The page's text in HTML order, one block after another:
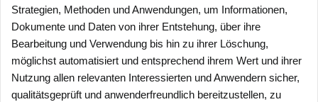
Strategien, Methoden und Anwendungen, um Informationen,
Dokumente und Daten von ihrer Entstehung, über ihre
Bearbeitung und Verwendung bis hin zu ihrer Löschung,
möglichst automatisiert und entsprechend ihrem Wert und ihrer
Nutzung allen relevanten Interessierten und Anwendern sicher,
qualitätsgeprüft und anwenderfreundlich bereitzustellen, zu